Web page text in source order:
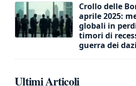
Crollo delle
aprile 2025:
globali in
timori di
guerra dei dazi
Ultimi Articoli